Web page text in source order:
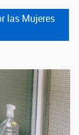
las Mujeres